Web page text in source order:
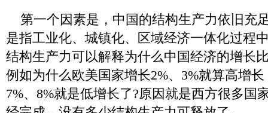
第一个因素是，中国的结构生产力依旧充
是指工业化、城镇化、区域经济一体化过程
结构生产力可以解释为什么中国经济的增长
例如为什么欧美国家增长2%、3%就算高增
7%、8%就是低增长了?原因就是西方很多国